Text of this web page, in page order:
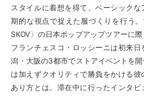
スタイルに着想を得て、ベーシック
期的な視点で捉えた服づくりを行う
SKOV〉の日本ポップアップツアーに
フランチェスコ・ロッシーニは初来
潟・大阪の3都市でストアイベントを
は加えずクオリティで勝負をかける
あり方とは。滞在中に行ったインタ